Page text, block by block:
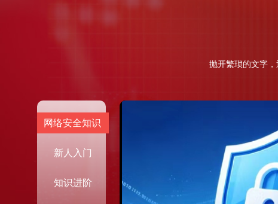
抛开繁琐的文字
网络安全知识
新人入门
知识进阶